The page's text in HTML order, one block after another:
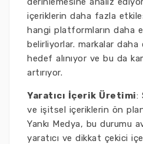
içeriklerin daha fazla
hangi platformların daha
belirliyorlar. markalar
hedef alınıyor ve bu da
artırıyor.
Yaratıcı İçerik Üretimi:
ve işitsel içeriklerin ön
Yankı Medya, bu durumu
yaratıcı ve dikkat çekici